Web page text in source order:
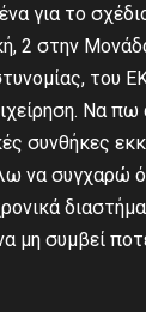
για το
2 στην
του
Να πω
συνθήκες
να συγχαρώ
μη συμβεί